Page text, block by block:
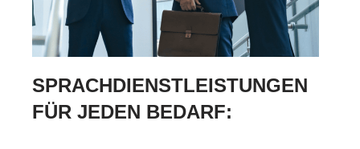
SPRACHDIENSTLEISTUNGEN
FÜR JEDEN BEDARF: